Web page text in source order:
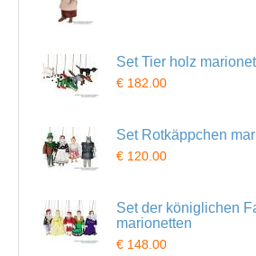
Set Tier holz
€ 182.00
Set Rotkäppchen
€ 120.00
Set der königlichen
marionetten
€ 148.00